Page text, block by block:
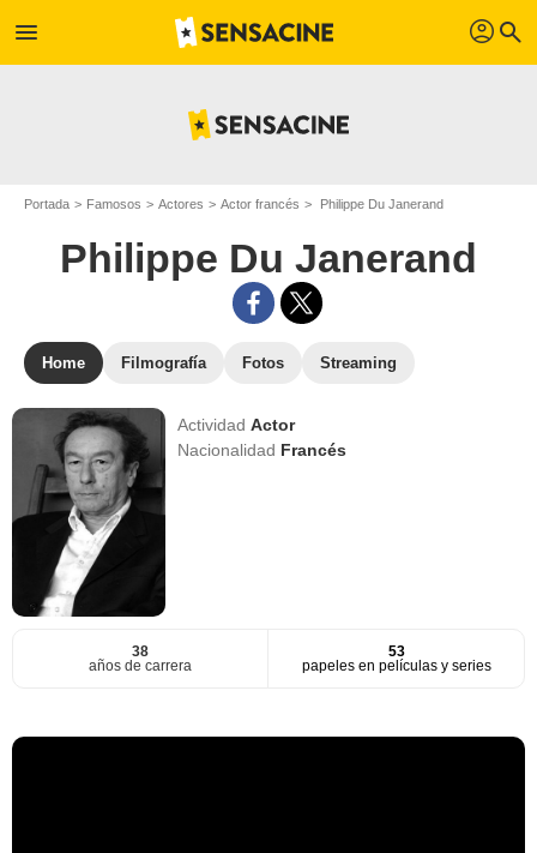
menu profil search
Portada Famosos Actores Actor francés Philippe Du Janerand
Philippe Du Janerand
Home Filmografía Fotos Streaming
ActividadActor
Nacionalidad Francés
38
años de carrera
53
papeles en películas y series